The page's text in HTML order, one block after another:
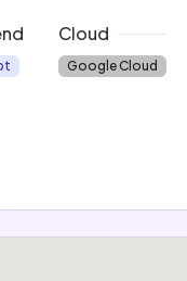
Cloud
Google Cloud